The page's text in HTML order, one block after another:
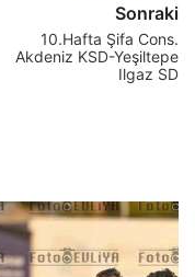
Sonraki
10.Hafta Şifa Cons.
Akdeniz KSD-Yeşiltepe
Ilgaz SD